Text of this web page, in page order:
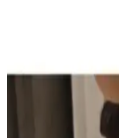
Sun Brown Carrot
cilde sağlıklı
uzun süre kalıcı